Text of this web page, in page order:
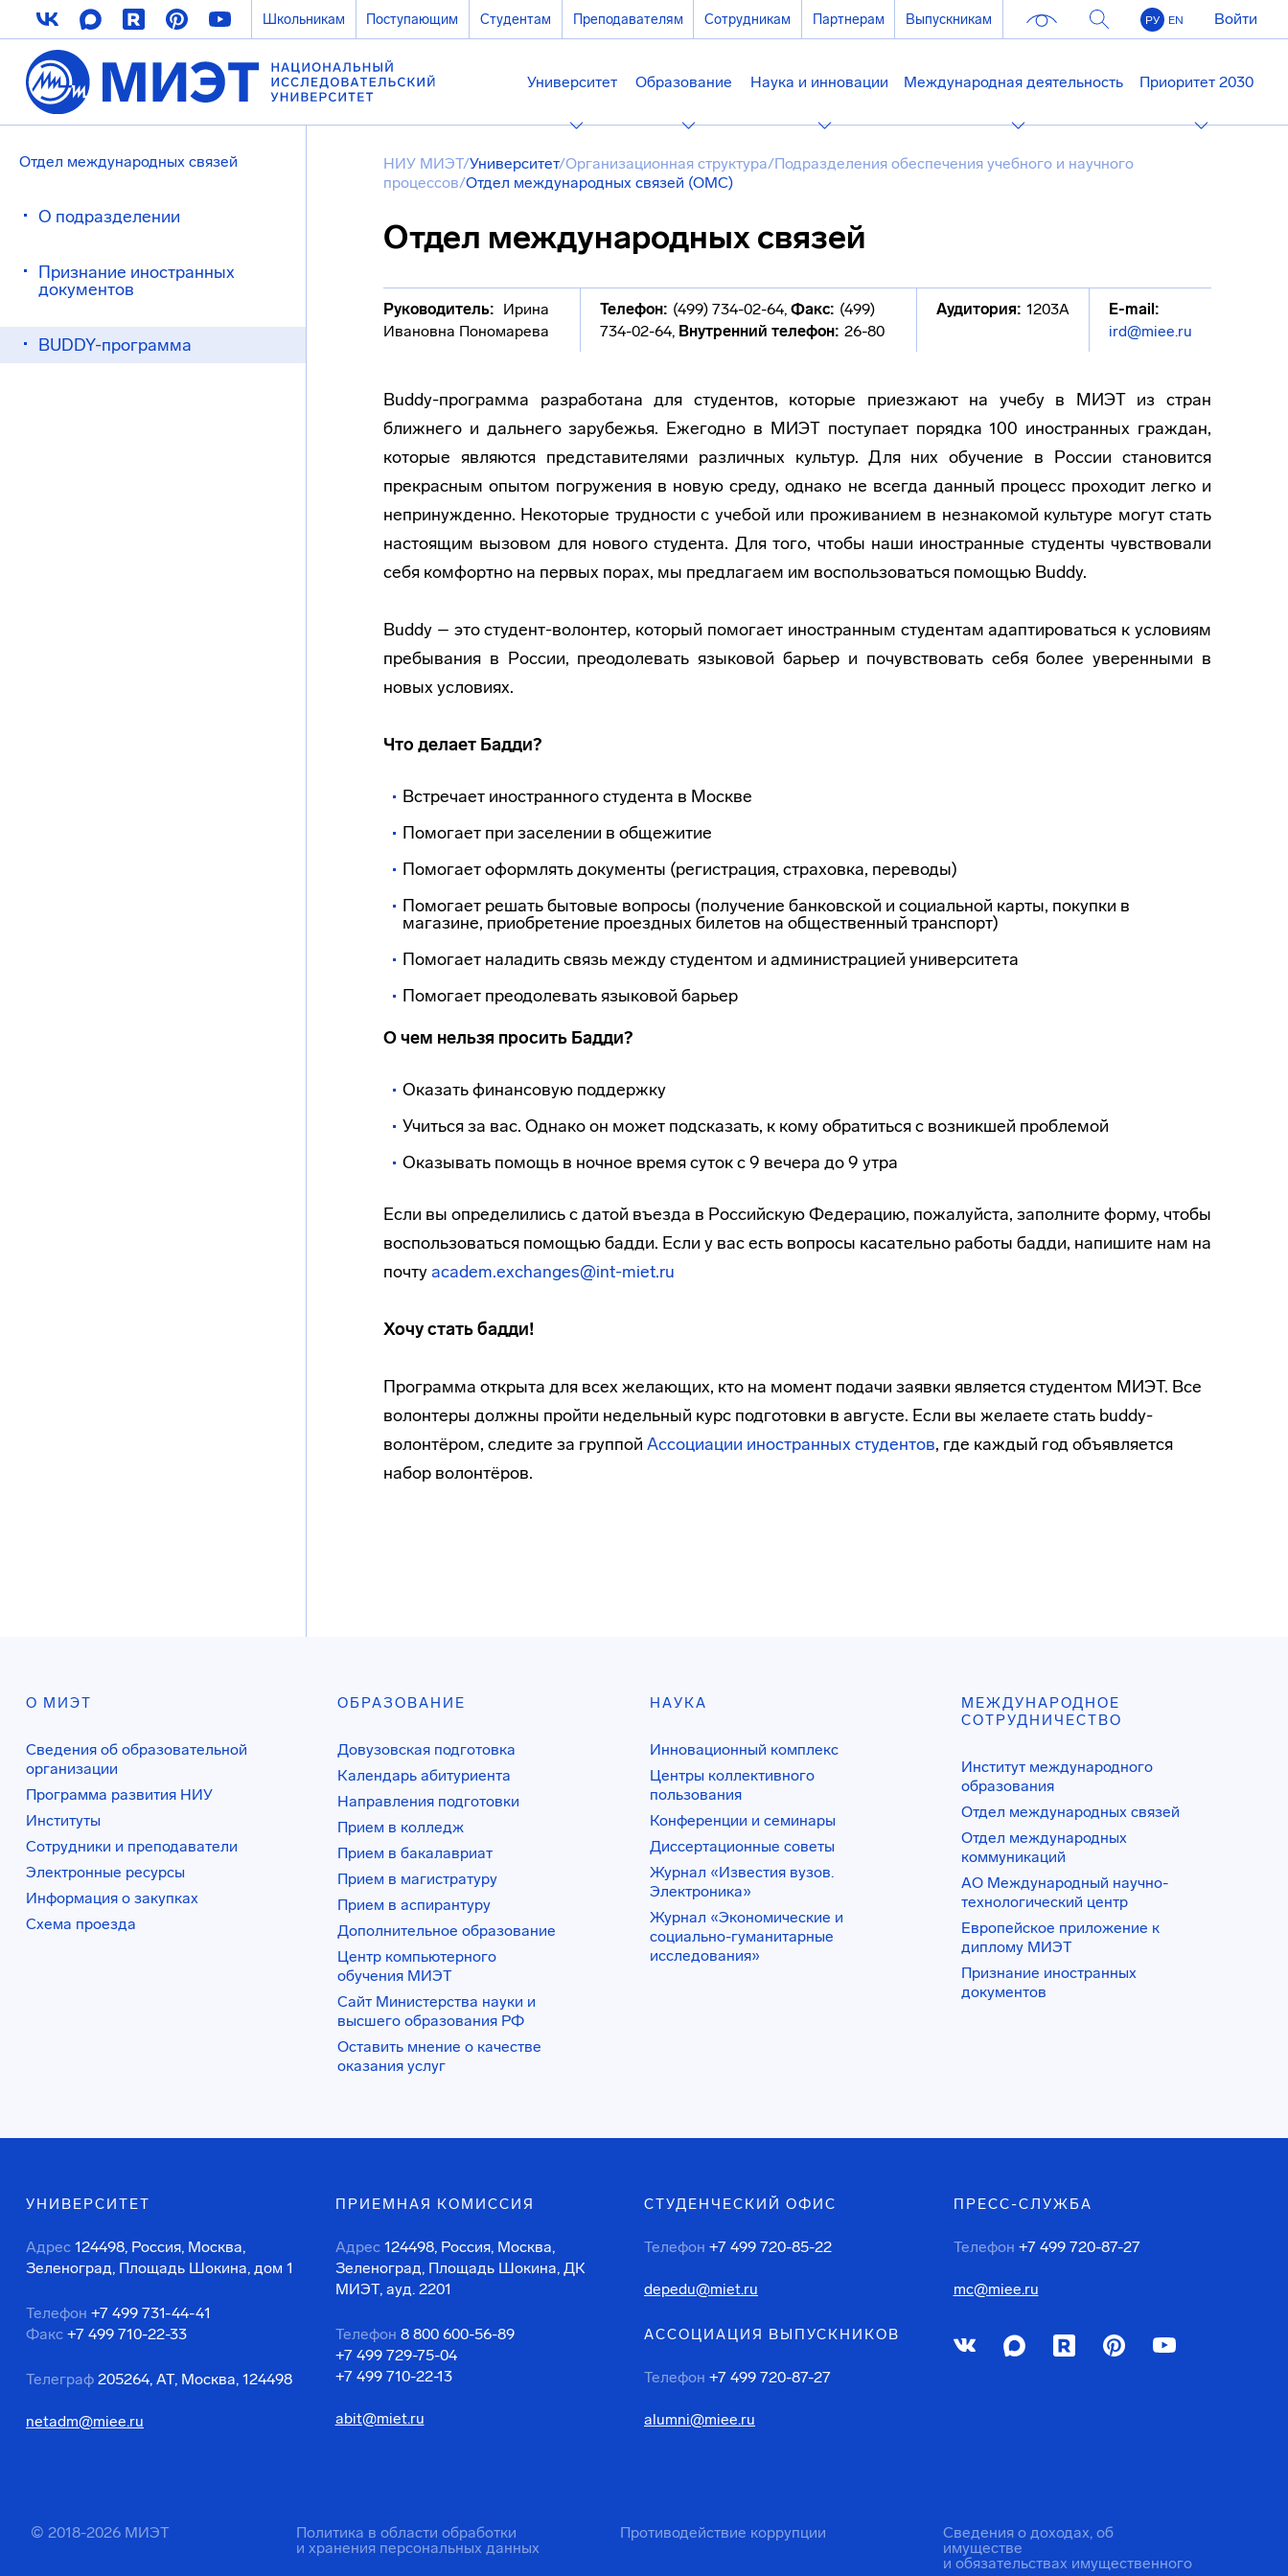
Школьникам Поступающим Студентам Преподавателям Сотрудникам Партнерам Выпускникам РУ EN Войти
Университет Образование Наука и инновации Международная деятельность Приоритет 2030
Отдел международных связей
О подразделении
Признание иностранных
документов
BUDDY-программа
НИУ МИЭТ/Университет/Организационная структура/Подразделения обеспечения учебного и научного
процессов/Отдел международных связей (ОМС)
Отдел международных связей
Руководитель: Ирина
Ивановна Пономарева
Телефон: (499) 734-02-64, Факс: (499)
734-02-64, Внутренний телефон: 26-80
Аудитория: 1203А
E-mail:
ird@miee.ru
Buddy-программа разработана для студентов, которые приезжают на учебу в МИЭТ из стран
ближнего и дальнего зарубежья. Ежегодно в МИЭТ поступает порядка 100 иностранных граждан,
которые являются представителями различных культур. Для них обучение в России становится
прекрасным опытом погружения в новую среду, однако не всегда данный процесс проходит легко и
непринужденно. Некоторые трудности с учебой или проживанием в незнакомой культуре могут стать
настоящим вызовом для нового студента. Для того, чтобы наши иностранные студенты чувствовали
себя комфортно на первых порах, мы предлагаем им воспользоваться помощью Buddy.
Buddy – это студент-волонтер, который помогает иностранным студентам адаптироваться к условиям
пребывания в России, преодолевать языковой барьер и почувствовать себя более уверенными в
новых условиях.
Что делает Бадди?
Встречает иностранного студента в Москве
Помогает при заселении в общежитие
Помогает оформлять документы (регистрация, страховка, переводы)
Помогает решать бытовые вопросы (получение банковской и социальной карты, покупки в
магазине, приобретение проездных билетов на общественный транспорт)
Помогает наладить связь между студентом и администрацией университета
Помогает преодолевать языковой барьер
О чем нельзя просить Бадди?
Оказать финансовую поддержку
Учиться за вас. Однако он может подсказать, к кому обратиться с возникшей проблемой
Оказывать помощь в ночное время суток с 9 вечера до 9 утра
Если вы определились с датой въезда в Российскую Федерацию, пожалуйста, заполните форму, чтобы
воспользоваться помощью бадди. Если у вас есть вопросы касательно работы бадди, напишите нам на
почтуacadem.exchanges@int-miet.ru
Хочу стать бадди!
Программа открыта для всех желающих, кто на момент подачи заявки является студентом МИЭТ. Все
волонтеры должны пройти недельный курс подготовки в августе. Если вы желаете стать buddy-
волонтёром, следите за группой Ассоциации иностранных студентов, где каждый год объявляется
набор волонтёров.
О МИЭТ
Сведения об образовательной
организации
Программа развития НИУ
Институты
Сотрудники и преподаватели
Электронные ресурсы
Информация о закупках
Схема проезда
ОБРАЗОВАНИЕ
Довузовская подготовка
Календарь абитуриента
Направления подготовки
Прием в колледж
Прием в бакалавриат
Прием в магистратуру
Прием в аспирантуру
Дополнительное образование
Центр компьютерного
обучения МИЭТ
Сайт Министерства науки и
высшего образования РФ
Оставить мнение о качестве
оказания услуг
НАУКА
Инновационный комплекс
Центры коллективного
пользования
Конференции и семинары
Диссертационные советы
Журнал «Известия вузов.
Электроника»
Журнал «Экономические и
социально-гуманитарные
исследования»
МЕЖДУНАРОДНОЕ
СОТРУДНИЧЕСТВО
Институт международного
образования
Отдел международных связей
Отдел международных
коммуникаций
АО Международный научно-
технологический центр
Европейское приложение к
диплому МИЭТ
Признание иностранных
документов
УНИВЕРСИТЕТ
Адрес 124498, Россия, Москва,
Зеленоград, Площадь Шокина, дом 1
Телефон +7 499 731-44-41
Факс +7 499 710-22-33
Телеграф 205264, АТ, Москва, 124498
netadm@miee.ru
ПРИЕМНАЯ КОМИССИЯ
Адрес 124498, Россия, Москва,
Зеленоград, Площадь Шокина, ДК
МИЭТ, ауд. 2201
Телефон 8 800 600-56-89
+7 499 729-75-04
+7 499 710-22-13
abit@miet.ru
СТУДЕНЧЕСКИЙ ОФИС
Телефон +7 499 720-85-22
depedu@miet.ru
АССОЦИАЦИЯ ВЫПУСКНИКОВ
Телефон +7 499 720-87-27
alumni@miee.ru
ПРЕСС-СЛУЖБА
Телефон +7 499 720-87-27
mc@miee.ru
© 2018-2026 МИЭТ
Политика в области обработки
и хранения персональных данных
Противодействие коррупции
Сведения о доходах, об
имуществе
и обязательствах имущественного